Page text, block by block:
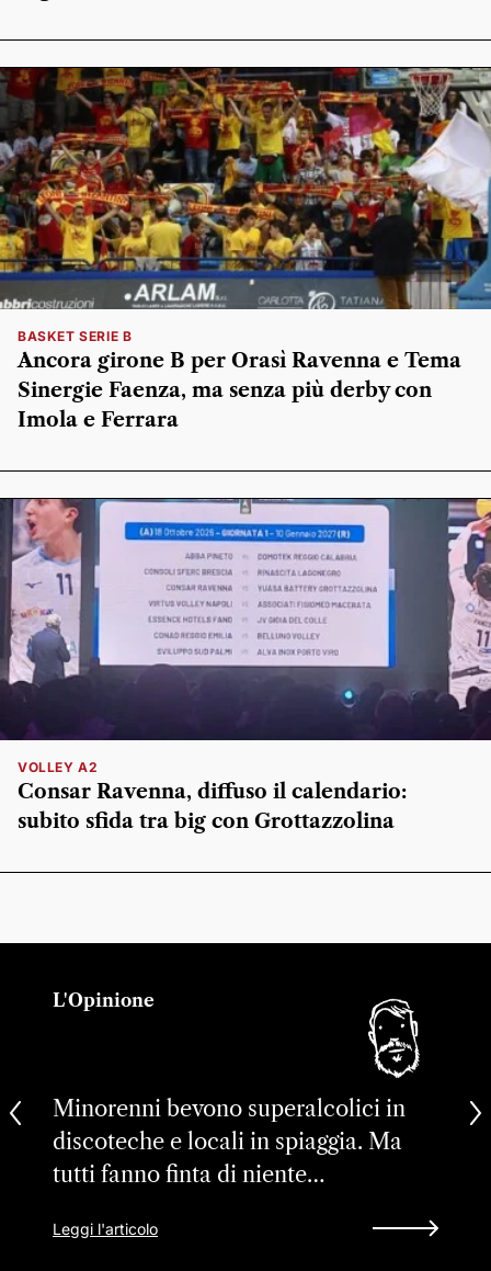
BASKET SERIE B
Ancora girone B per Orasì Ravenna e Tema
Sinergie Faenza, ma senza più derby con
Imola e Ferrara
VOLLEY A2
Consar Ravenna, diffuso il calendario:
subito sfida tra big con Grottazzolina
L'Opinione
Minorenni bevono superalcolici in
discoteche e locali in spiaggia. Ma
tutti fanno finta di niente…
Leggi l'articolo